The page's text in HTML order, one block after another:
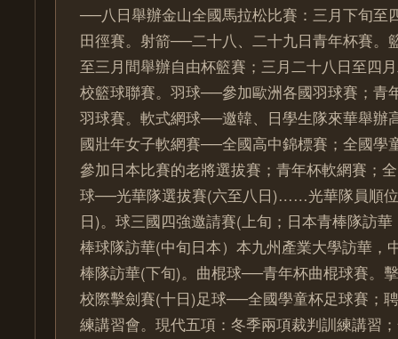
──八日舉辦金山全國馬拉松比賽：三月下旬至
田徑賽。射箭──二十八、二十九日青年杯賽。
至三月間舉辦自由杯籃賽；三月二十八日至四
校籃球聯賽。羽球──參加歐洲各國羽球賽；青
羽球賽。軟式網球──邀韓、日學生隊來華舉辦
國壯年女子軟網賽──全國高中錦標賽；全國學
參加日本比賽的老將選拔賽；青年杯軟網賽；
球──光華隊選拔賽(六至八日)……光華隊員順
日)。球三國四強邀請賽(上旬；日本青棒隊訪
棒球隊訪華(中旬日本）本九州產業大學訪華，
棒隊訪華(下旬)。曲棍球──青年杯曲棍球賽。
校際擊劍賽(十日)足球──全國學童杯足球賽；
練講習會。現代五項：冬季兩項裁判訓練講習